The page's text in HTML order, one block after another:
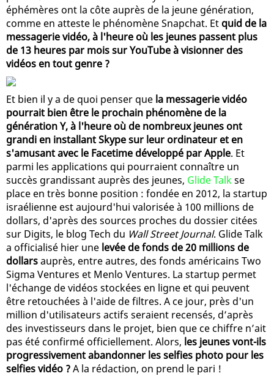
éphémères ont la côte auprès de la jeune génération,
comme en atteste le phénomène Snapchat. Et quid de la
messagerie vidéo, à l'heure où les jeunes passent plus
de 13 heures par mois sur YouTube à visionner des
vidéos en tout genre ?
Et bien il y a de quoi penser que la messagerie vidéo
pourrait bien être le prochain phénomène de la
génération Y, à l'heure où de nombreux jeunes ont
grandi en installant Skype sur leur ordinateur et en
s'amusant avec le Facetime développé par Apple. Et
parmi les applications qui pourraient connaître un
succès grandissant auprès des jeunes, Glide Talkse
place en très bonne position : fondée en 2012, la startup
israélienne est aujourd'hui valorisée à 100 millions de
dollars, d'après des sources proches du dossier citées
sur Digits, le blog Tech du Wall Street Journal. Glide Talk
a officialisé hier une levée de fonds de 20 millions de
dollarsauprès, entre autres, des fonds américains Two
Sigma Ventures et Menlo Ventures. La startup permet
l'échange de vidéos stockées en ligne et qui peuvent
être retouchées à l'aide de filtres. A ce jour, près d'un
million d'utilisateurs actifs seraient recensés, d’après
des investisseurs dans le projet, bien que ce chiffre n’ait
pas été confirmé officiellement. Alors, les jeunes vont-ils
progressivement abandonner les selfies photo pour les
selfies vidéo ?A la rédaction, on prend le pari !